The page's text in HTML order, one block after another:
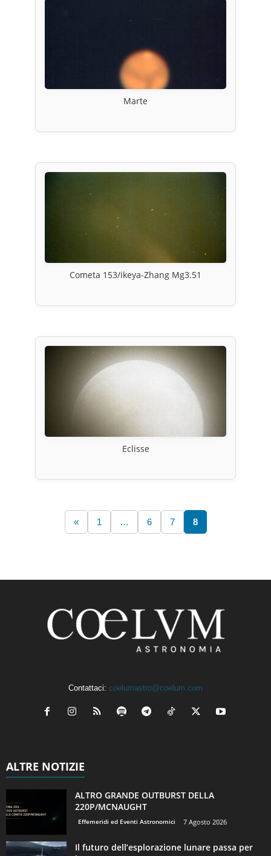
Marte
Cometa 153/ikeya-Zhang Mg3.51
Eclisse
« 1 … 6 7 8
Contattaci: coelumastro@coelum.com
ALTRE NOTIZIE
ALTRO GRANDE OUTBURST DELLA
220P/MCNAUGHT
Effemeridi ed Eventi Astronomici 7 Agosto 2026
Il futuro dell’esplorazione lunare passa per